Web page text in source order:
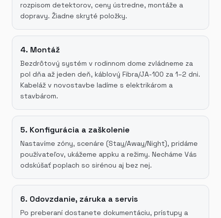
rozpisom detektorov, ceny ústredne, montáže a
dopravy. Žiadne skryté položky.
4. Montáž
Bezdrôtový systém v rodinnom dome zvládneme za
pol dňa až jeden deň, káblový Fibra/JA-100 za 1–2 dni.
Kabeláž v novostavbe ladíme s elektrikárom a
stavbárom.
5. Konfigurácia a zaškolenie
Nastavíme zóny, scenáre (Stay/Away/Night), pridáme
používateľov, ukážeme appku a režimy. Necháme Vás
odskúšať poplach so sirénou aj bez nej.
6. Odovzdanie, záruka a servis
Po preberaní dostanete dokumentáciu, prístupy a